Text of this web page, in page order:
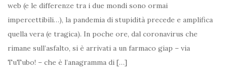
web (e le differenze tra i due mondi sono ormai
impercettibili…), la pandemia di stupidità precede e amplifica
quella vera (e tragica). In poche ore, dal coronavirus che
rimane sull’asfalto, si è arrivati a un farmaco giap – via
TuTubo! – che è l’anagramma di […]